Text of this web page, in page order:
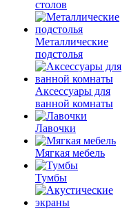
столов
Металлические
подстолья
Аксессуары для
ванной комнаты
Лавочки
Мягкая мебель
Тумбы